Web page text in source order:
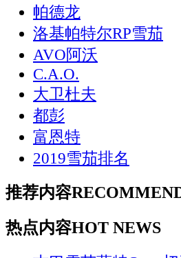
帕德龙
洛基帕特尔RP雪茄
AVO阿沃
C.A.O.
大卫杜夫
都彭
富恩特
2019雪茄排名
推荐内容
热点内容HOT NEWS